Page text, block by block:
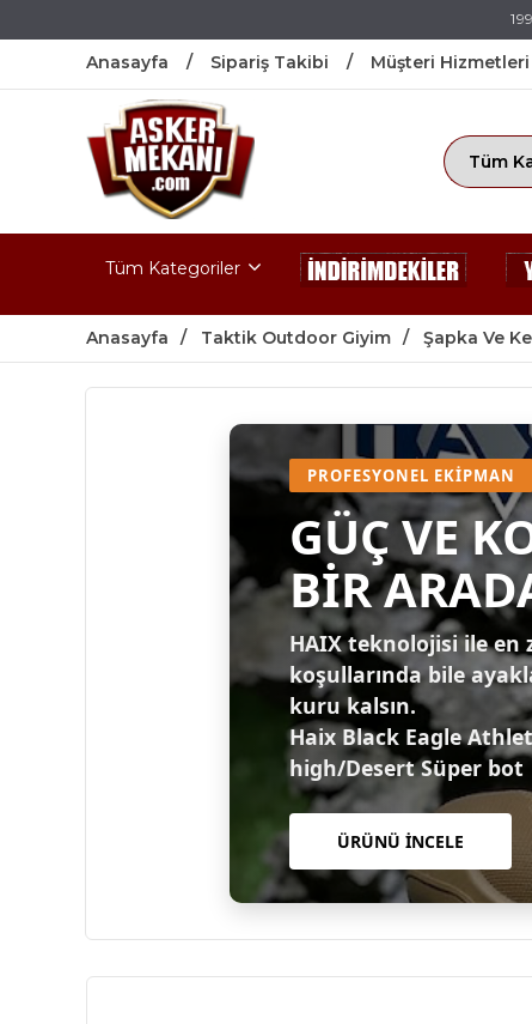
Anasayfa Sipariş Takibi Müşteri Hizmetleri
Tüm Kategoriler
Anasayfa Taktik Outdoor Giyim Şapka Ve
PROFESYONEL EKIPMAN
GÜÇ VE
BİR
HAIX teknolojisi ile en
koşullarında bile
kuru kalsın.
Haix Black Eagle
high/Desert Süper bot
ÜRÜNÜ İNCELE